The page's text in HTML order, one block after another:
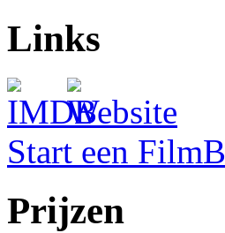
Links
Start een
Prijzen